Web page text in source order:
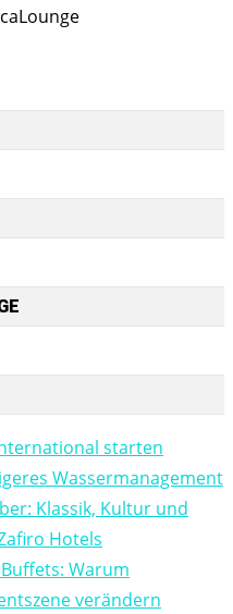
starten
Wassermanagement
Klassik, Kultur und
Hotels
Warum
verändern